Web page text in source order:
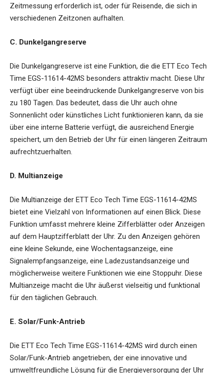
Zeitmessung erforderlich ist, oder für Reisende, die sich in
verschiedenen Zeitzonen aufhalten.
C. Dunkelgangreserve
Die Dunkelgangreserve ist eine Funktion, die die ETT Eco Tech
Time EGS-11614-42MS besonders attraktiv macht. Diese Uhr
verfügt über eine beeindruckende Dunkelgangreserve von bis
zu 180 Tagen. Das bedeutet, dass die Uhr auch ohne
Sonnenlicht oder künstliches Licht funktionieren kann, da sie
über eine interne Batterie verfügt, die ausreichend Energie
speichert, um den Betrieb der Uhr für einen längeren Zeitraum
aufrechtzuerhalten.
D. Multianzeige
Die Multianzeige der ETT Eco Tech Time EGS-11614-42MS
bietet eine Vielzahl von Informationen auf einen Blick. Diese
Funktion umfasst mehrere kleine Zifferblätter oder Anzeigen
auf dem Hauptzifferblatt der Uhr. Zu den Anzeigen gehören
eine kleine Sekunde, eine Wochentagsanzeige, eine
Signalempfangsanzeige, eine Ladezustandsanzeige und
möglicherweise weitere Funktionen wie eine Stoppuhr. Diese
Multianzeige macht die Uhr äußerst vielseitig und funktional
für den täglichen Gebrauch.
E. Solar/Funk-Antrieb
Die ETT Eco Tech Time EGS-11614-42MS wird durch einen
Solar/Funk-Antrieb angetrieben, der eine innovative und
umweltfreundliche Lösung für die Energieversorgung der Uhr